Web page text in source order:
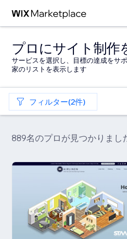
プロにサイト制作
サービスを選択し、目標の達成をサ
家のリストを表示します
フィルター(2件)
889名のプロが見つかりまし